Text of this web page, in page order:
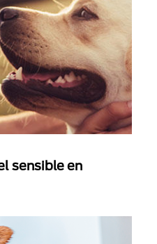
sensible en